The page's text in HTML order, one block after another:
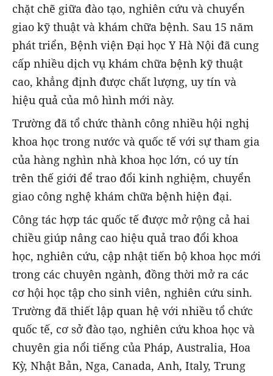
chặt chẽ giữa đào tạo, nghiên cứu và chuyển
giao kỹ thuật và khám chữa bệnh. Sau 15 năm
phát triển, Bệnh viện Đại học Y Hà Nội đã cung
cấp nhiều dịch vụ khám chữa bệnh kỹ thuật
cao, khẳng định được chất lượng, uy tín và
hiệu quả của mô hình mới này.
Trường đã tổ chức thành công nhiều hội nghị
khoa học trong nước và quốc tế với sự tham gia
của hàng nghìn nhà khoa học lớn, có uy tín
trên thế giới để trao đổi kinh nghiệm, chuyển
giao công nghệ khám chữa bệnh hiện đại.
Công tác hợp tác quốc tế được mở rộng cả hai
chiều giúp nâng cao hiệu quả trao đổi khoa
học, nghiên cứu, cập nhật tiến bộ khoa học mới
trong các chuyên ngành, đồng thời mở ra các
cơ hội học tập cho sinh viên, nghiên cứu sinh.
Trường đã thiết lập quan hệ với nhiều tổ chức
quốc tế, cơ sở đào tạo, nghiên cứu khoa học và
chuyên gia nổi tiếng của Pháp, Australia, Hoa
Kỳ, Nhật Bản, Nga, Canada, Anh, Italy, Trung